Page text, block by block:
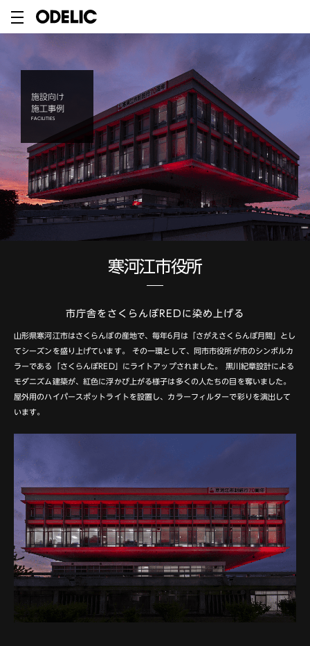
施設向け
施工事例
FACILITIES
寒河江市役所
市庁舎をさくらんぼREDに染め上げる
山形県寒河江市はさくらんぼの産地で、毎年6月は「さがえさくらんぼ月間」とし
てシーズンを盛り上げています。
その一環として、同市市役所が市のシンボルカ
ラーである「さくらんぼRED」にライトアップされました。
黒川紀章設計による
モダニズム建築が、紅色に浮かび上がる様子は多くの人たちの目を奪いました。
屋外用のハイパースポットライトを設置し、カラーフィルターで彩りを演出して
います。